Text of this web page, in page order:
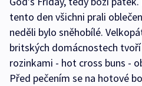
tento den všichni prali
neděli bylo sněhobílé.
britských domácnostech
rozinkami - hot cross buns -
Před pečením se na hotové